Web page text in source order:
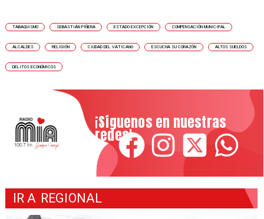
TABAQUISMO SEBASTIÁN PIÑERA ESTADO EXCEPCIÓN COMPENSACIÓN MUNICIPAL
ALCALDES RELIGIÓN CIUDAD DEL VATICANO ESCUCHA SU CORAZÓN ALTOS SUELDOS
DELITOS ECONÓMICOS
¡Síguenos en nuestras
redes!
IR A REGIONAL